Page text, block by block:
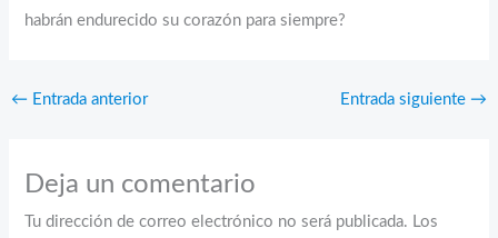
habrán endurecido su corazón para siempre?
← Entrada anterior Entrada siguiente →
Deja un comentario
Tu dirección de correo electrónico no será publicada. Los